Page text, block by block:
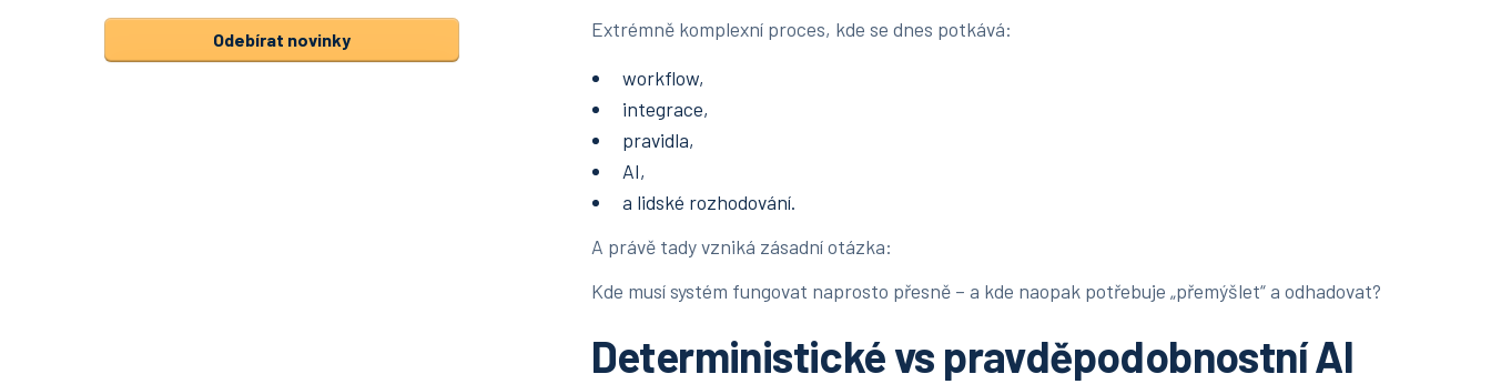
Extrémně komplexní proces, kde se dnes potkává:
workflow,
integrace,
pravidla,
AI,
a lidské rozhodování.
A právě tady vzniká zásadní otázka:
Kde musí systém fungovat naprosto přesně – a kde naopak potřebuje „přemýšlet“ a odhadovat?
Deterministické vs pravděpodobnostní AI